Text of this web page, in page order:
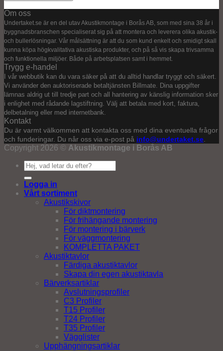
Om oss
Undertaket.se är en del utav Akustikmontage i Borås AB, som med sina 38 år i
byggnadsbranschen specialiserat sig på att montera och leverera olika akustik-
och bullerlösningar. Vår målsättning är att du som kund enkelt och smidigt skall
kunna köpa högkvalitativa akustiska produkter, och på så vis skapa trivsamma
och funktionella miljöer. Både på arbetsplatsen samt i hemmet.
Trygg e-handel
I vår webbutik kan du vara säker på att du alltid handlar tryggt och säkert.
Vi använder den auktoriserade betaltjänsten Billmate. Dina uppgifter
lämnas aldrig ut till tredje part och all hantering av känslig information sker
i enlighet med rådande lagstiftning. Välj att betala med kort, faktura,
delbetalning eller med internetbank.
Kontakt
Du är varmt välkommen att kontakta oss med dina eventuella frågor
och funderingar. Du når oss via e-post på info@undertaket.se.
Copyright 2026 © Akustikmontage i Borås AB
Sök
efter:
Logga in
Vårt sortiment
Akustikskivor
För diktmontering
För frihängande montering
För montering i bärverk
För väggmontering
KOMPLETTA PAKET
Akustiktavlor
Färdiga akustiktavlor
Skapa din egen akustiktavla
Bärverksartiklar
Avslutningsprofiler
C3 Profiler
T15 Profiler
T24 Profiler
T35 Profiler
Vägglister
Upphängningsartiklar